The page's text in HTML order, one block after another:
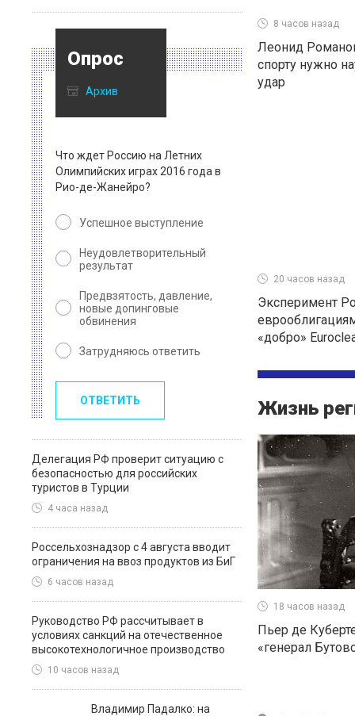
Опрос
Архив
Что ждет Россию на Летних
Олимпийских играх 2016 года в
Рио-де-Жанейро?
Успешное выступление
Неудовлетворительный
результат
Предвзятость, давление,
новые допинговые
обвинения
Затрудняюсь ответить
ОТВЕТИТЬ
Делегация РФ проверит ситуацию с
безопасностью для российских
туристов в Турции
4 часа назад
Россельхознадзор с 4 августа вводит
ограничения на ввоз продуктов из БиГ
6 часов назад
Руководство РФ рассчитывает в
условиях санкций на отечественное
высокотехнологичное производство
10 часов назад
Владимир Падалко: на
8 часов назад
Леонид
спорту нужно
удар
20 часов назад
Эксперимент
«добро»
Жизнь
18 часов назад
Пьер де
«генерал